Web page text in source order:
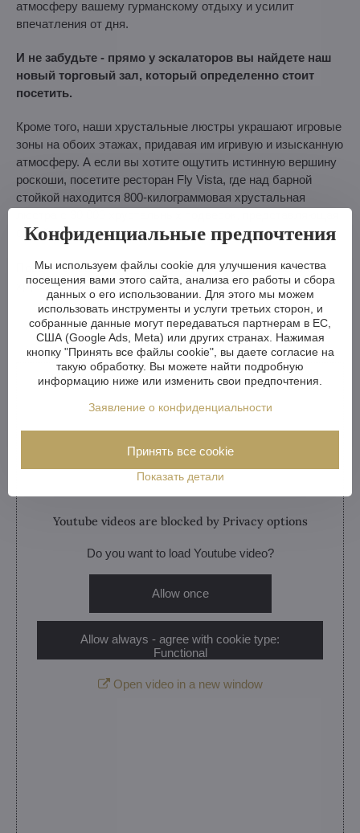
атмосферу вашему гурманскому отдыху и усилит
впечатления от дня.
И не забудьте - прямо у эскалаторов вы найдете наш
новый торговый зал, который определенно стоит
посетить.
Кроме того, наши хрустальные люстры украшают игровые
зоны на обоих этажах, придавая им игривую и изысканную
атмосферу. А если вы хотите ощутить истинную вершину
роскоши, посетите ресторан Fly Vista, где над барной
стойкой находится 800-килограммовая хрустальная
собой вершину искусства наших мастеров-стеклодувов.
Посетите нас и будьте очарованы красотой чешского
хрусталя! Мы будем рады видеть вас!
Youtube videos are blocked by Privacy options
Do you want to load Youtube video?
Allow once
Allow always - agree with cookie type:
Functional
Open video in a new window
Конфиденциальные предпочтения
Мы используем файлы cookie для улучшения качества
посещения вами этого сайта, анализа его работы и сбора
данных о его использовании. Для этого мы можем
использовать инструменты и услуги третьих сторон, и
собранные данные могут передаваться партнерам в ЕС,
США (Google Ads, Meta) или других странах. Нажимая
кнопку "Принять все файлы cookie", вы даете согласие на
такую обработку. Вы можете найти подробную
информацию ниже или изменить свои предпочтения.
Заявление о конфиденциальности
Показать детали
Принять все cookie